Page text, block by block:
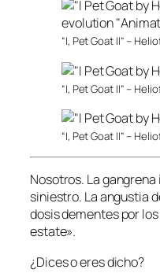
“I, Pet Goat II” –
“I, Pet Goat II” –
“I, Pet Goat II” –
Nosotros. La
siniestro. La angustia
dosis dementes por
estate».
¿Dices o eres dicho?